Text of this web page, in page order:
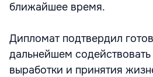
ближайшее время.
Дипломат подтвердил
дальнейшем
выработки и принятия